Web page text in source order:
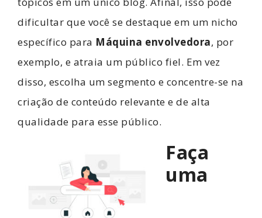
dificultar que você se destaque em um nicho
específico para Máquina envolvedora, por
exemplo, e atraia um público fiel. Em vez
disso, escolha um segmento e concentre-se na
criação de conteúdo relevante e de alta
qualidade para esse público.
Faça
uma